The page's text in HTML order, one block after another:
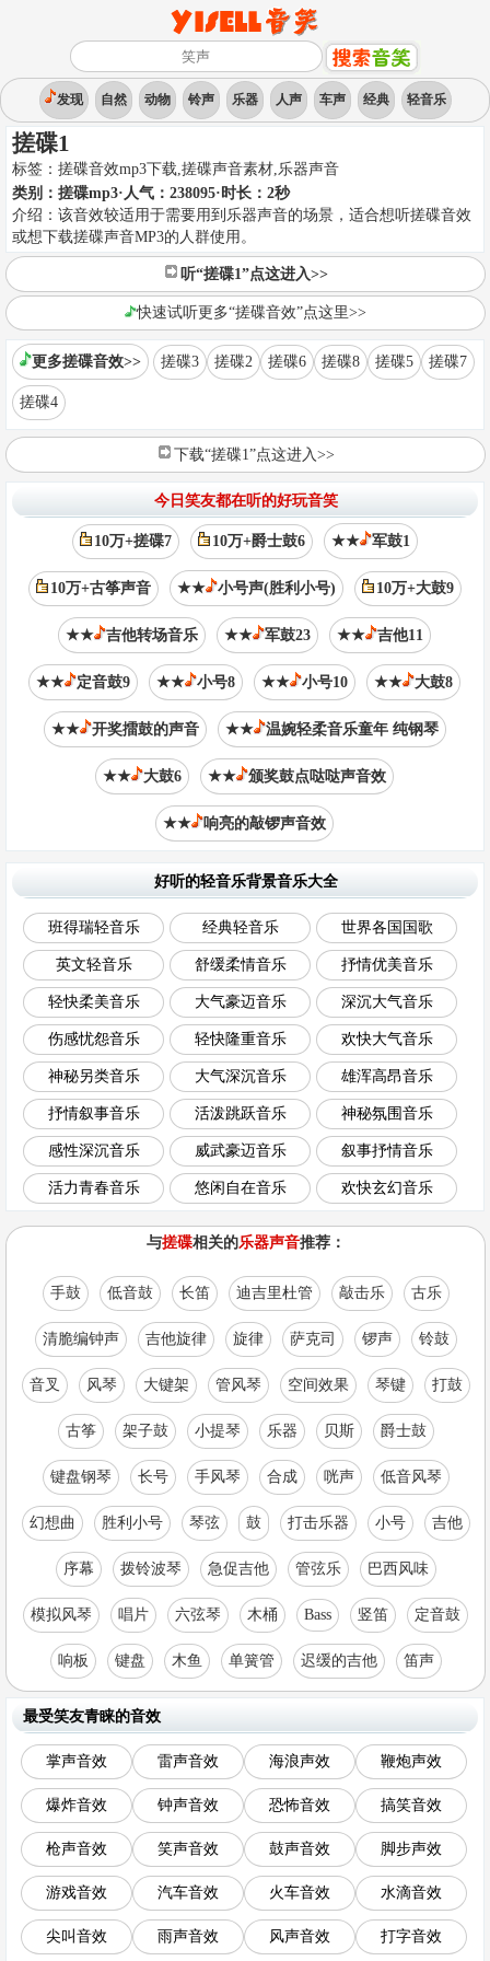
发现 自然 动物 铃声 乐器 人声 车声 经典 轻音乐
搓碟1
标签： 搓碟音效mp3下载,搓碟声音素材,乐器声音
类别： 搓碟mp3·人气：238095·时长： 2秒
介绍： 该音效较适用于需要用到乐器声音的场景，适合想听搓碟音效
或想下载搓碟声音MP3的人群使用。
听“搓碟1”点这进入>>
快速试听更多“搓碟音效”点这里>>
更多搓碟音效>> 搓碟3 搓碟2 搓碟6 搓碟8 搓碟5 搓碟7
搓碟4
下载“搓碟1”点这进入>>
今日笑友都在听的好玩音笑
10万+搓碟7 10万+爵士鼓6 ★★ 军鼓1
10万+古筝声音 ★★ 小号声(胜利小号) 10万+大鼓9
★★ 吉他转场音乐 ★★ 军鼓23 ★★ 吉他11
★★ 定音鼓9 ★★ 小号8 ★★ 小号10 ★★ 大鼓8
★★ 开奖擂鼓的声音 ★★ 温婉轻柔音乐童年 纯钢琴
★★ 大鼓6 ★★ 颁奖鼓点哒哒声音效
★★ 响亮的敲锣声音效
好听的轻音乐背景音乐大全
班得瑞轻音乐 经典轻音乐 世界各国国歌
英文轻音乐 舒缓柔情音乐 抒情优美音乐
轻快柔美音乐 大气豪迈音乐 深沉大气音乐
伤感忧怨音乐 轻快隆重音乐 欢快大气音乐
神秘另类音乐 大气深沉音乐 雄浑高昂音乐
抒情叙事音乐 活泼跳跃音乐 神秘氛围音乐
感性深沉音乐 威武豪迈音乐 叙事抒情音乐
活力青春音乐 悠闲自在音乐 欢快玄幻音乐
与搓碟相关的乐器声音推荐：
手鼓 低音鼓 长笛 迪吉里杜管 敲击乐 古乐
清脆编钟声 吉他旋律 旋律 萨克司 锣声 铃鼓
音叉 风琴 大键架 管风琴 空间效果 琴键 打鼓
古筝 架子鼓 小提琴 乐器 贝斯 爵士鼓
键盘钢琴 长号 手风琴 合成 咣声 低音风琴
幻想曲 胜利小号 琴弦 鼓 打击乐器 小号 吉他
序幕 拨铃波琴 急促吉他 管弦乐 巴西风味
模拟风琴 唱片 六弦琴 木桶 Bass 竖笛 定音鼓
响板 键盘 木鱼 单簧管 迟缓的吉他 笛声
最受笑友青睐的音效
掌声音效 雷声音效 海浪声效 鞭炮声效
爆炸音效 钟声音效 恐怖音效 搞笑音效
枪声音效 笑声音效 鼓声音效 脚步声效
游戏音效 汽车音效 火车音效 水滴音效
尖叫音效 雨声音效 风声音效 打字音效